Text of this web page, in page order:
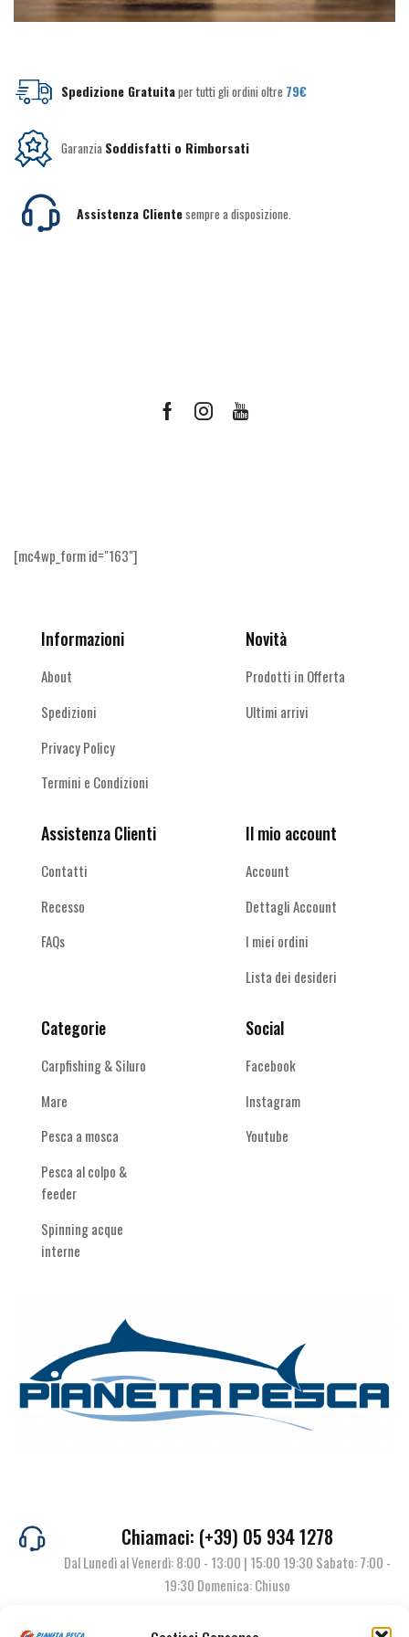
Spedizione Gratuitaper tutti gli ordini oltre 79€
GaranziaSoddisfatti o Rimborsati
Assistenza Clientesempre a disposizione.
FacebookInstagramYoutube
[mc4wp_form id="163"]
Informazioni
About
Spedizioni
Privacy Policy
Termini e Condizioni
Novità
Prodotti in Offerta
Ultimi arrivi
Assistenza Clienti
Contatti
Recesso
FAQs
Il mio account
Account
Dettagli Account
I miei ordini
Lista dei desideri
Categorie
Carpfishing & Siluro
Mare
Pesca a mosca
Pesca al colpo &
feeder
Spinning acque
interne
Social
Facebook
Instagram
Youtube
Chiamaci: (+39) 05 934 1278
Dal Lunedì al Venerdì: 8:00 - 13:00 | 15:00 19:30 Sabato: 7:00 -
19:30 Domenica: Chiuso